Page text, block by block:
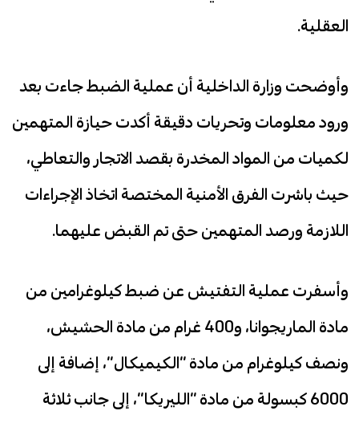
العقلية.
وأوضحت وزارة الداخلية أن عملية الضبط جاءت بعد
ورود معلومات وتحريات دقيقة أكدت حيازة المتهمين
لكميات من المواد المخدرة بقصد الاتجار والتعاطي،
حيث باشرت الفرق الأمنية المختصة اتخاذ الإجراءات
اللازمة ورصد المتهمين حتى تم القبض عليهما.
وأسفرت عملية التفتيش عن ضبط كيلوغرامين من
مادة الماريجوانا، و400 غرام من مادة الحشيش،
ونصف كيلوغرام من مادة “الكيميكال”، إضافة إلى
6000 كبسولة من مادة “الليريكا”، إلى جانب ثلاثة